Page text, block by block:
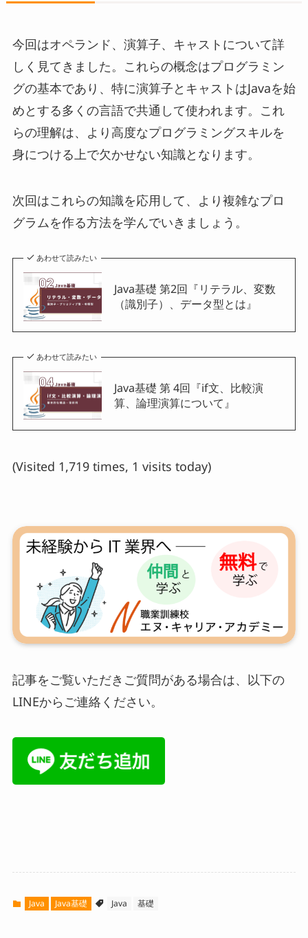
今回はオペランド、演算子、キャストについて詳
しく見てきました。これらの概念はプログラミン
グの基本であり、特に演算子とキャストはJavaを始
めとする多くの言語で共通して使われます。これ
らの理解は、より高度なプログラミングスキルを
身につける上で欠かせない知識となります。
次回はこれらの知識を応用して、より複雑なプロ
グラムを作る方法を学んでいきましょう。
あわせて読みたい
Java基礎 第2回『リテラル、変数
（識別子）、データ型とは』
あわせて読みたい
Java基礎 第 4回『if文、比較演
算、論理演算について』
(Visited 1,719 times, 1 visits today)
記事をご覧いただきご質問がある場合は、以下の
LINEからご連絡ください。
Java Java基礎 Java 基礎